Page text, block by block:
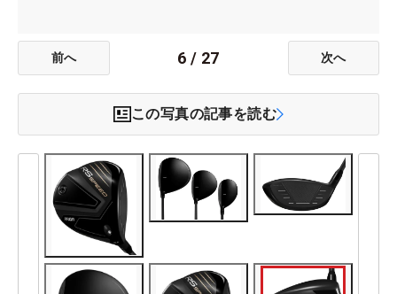
前へ 6 / 27 次へ
この写真の記事を読む